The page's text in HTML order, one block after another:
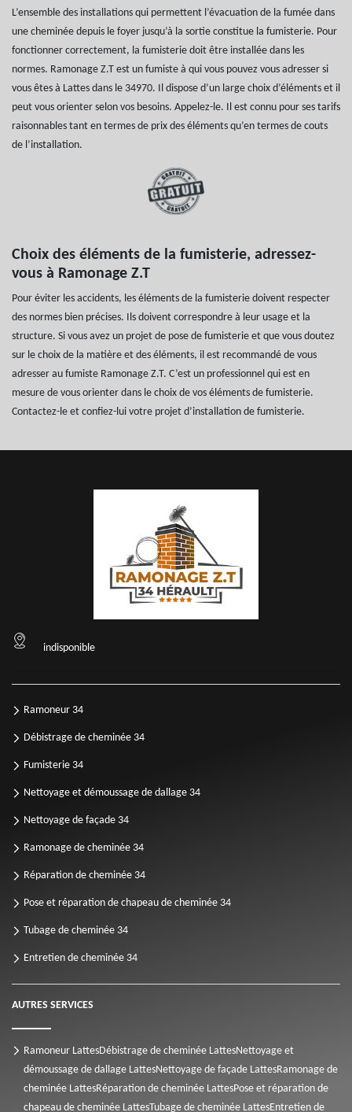
L’ensemble des installations qui permettent l’évacuation de la fumée dans
une cheminée depuis le foyer jusqu’à la sortie constitue la fumisterie. Pour
fonctionner correctement, la fumisterie doit être installée dans les
normes. Ramonage Z.T est un fumiste à qui vous pouvez vous adresser si
vous êtes à Lattes dans le 34970. Il dispose d’un large choix d’éléments et il
peut vous orienter selon vos besoins. Appelez-le. Il est connu pour ses tarifs
raisonnables tant en termes de prix des éléments qu’en termes de couts
de l’installation.
Choix des éléments de la fumisterie, adressez-
vous à Ramonage Z.T
Pour éviter les accidents, les éléments de la fumisterie doivent respecter
des normes bien précises. Ils doivent correspondre à leur usage et la
structure. Si vous avez un projet de pose de fumisterie et que vous doutez
sur le choix de la matière et des éléments, il est recommandé de vous
adresser au fumiste Ramonage Z.T. C’est un professionnel qui est en
mesure de vous orienter dans le choix de vos éléments de fumisterie.
Contactez-le et confiez-lui votre projet d’installation de fumisterie.
indisponible
Ramoneur 34
Débistrage de cheminée 34
Fumisterie 34
Nettoyage et démoussage de dallage 34
Nettoyage de façade 34
Ramonage de cheminée 34
Réparation de cheminée 34
Pose et réparation de chapeau de cheminée 34
Tubage de cheminée 34
Entretien de cheminée 34
AUTRES SERVICES
Ramoneur LattesDébistrage de cheminée LattesNettoyage et
démoussage de dallage LattesNettoyage de façade LattesRamonage de
cheminée LattesRéparation de cheminée LattesPose et réparation de
chapeau de cheminée LattesTubage de cheminée LattesEntretien de